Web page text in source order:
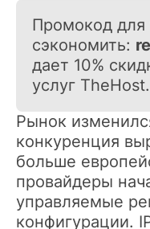
Промокод для
сэкономить:
дает 10%
услуг TheHost.
Рынок
конкуренция
больше
провайдеры
управляемые
конфигурации.